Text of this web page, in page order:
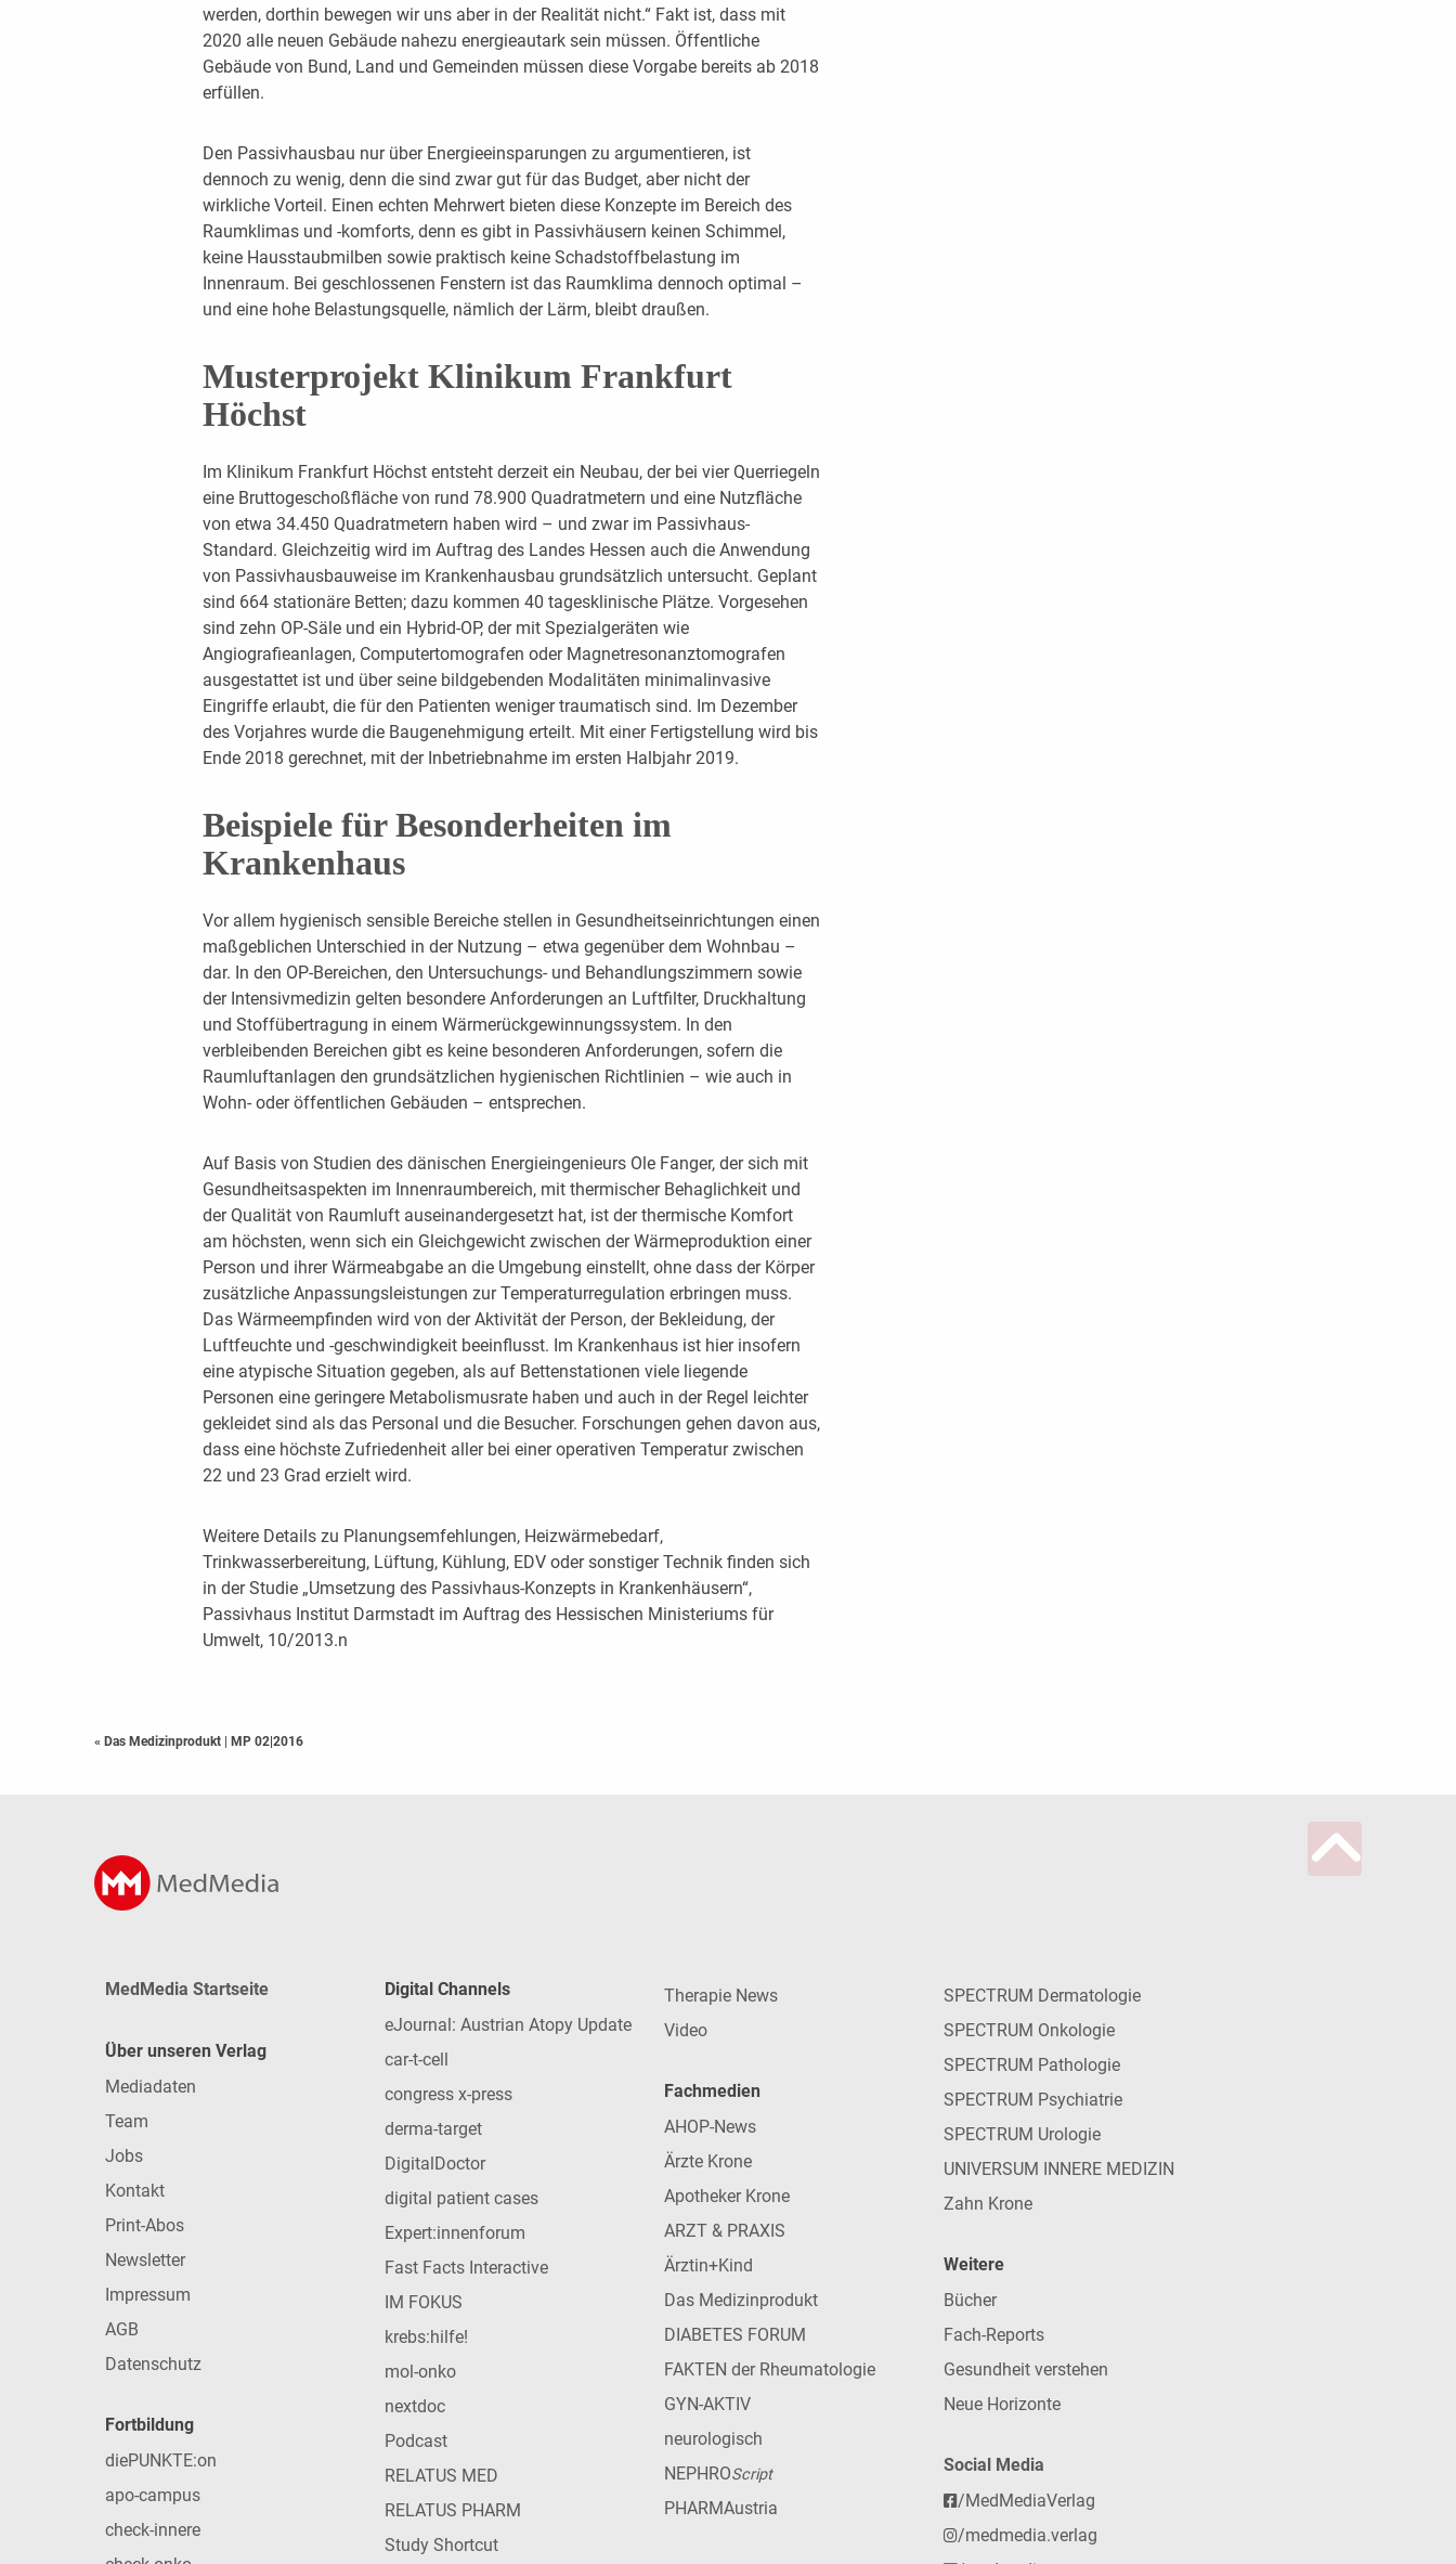
werden, dorthin bewegen wir uns aber in der Realität nicht.“ Fakt ist, dass mit
2020 alle neuen Gebäude nahezu energieautark sein müssen. Öffentliche
Gebäude von Bund, Land und Gemeinden müssen diese Vorgabe bereits ab 2018
erfüllen.
Den Passivhausbau nur über Energieeinsparungen zu argumentieren, ist
dennoch zu wenig, denn die sind zwar gut für das Budget, aber nicht der
wirkliche Vorteil. Einen echten Mehrwert bieten diese Konzepte im Bereich des
Raumklimas und -komforts, denn es gibt in Passivhäusern keinen Schimmel,
keine Hausstaubmilben sowie praktisch keine Schadstoffbelastung im
Innenraum. Bei geschlossenen Fenstern ist das Raumklima dennoch optimal –
und eine hohe Belastungsquelle, nämlich der Lärm, bleibt draußen.
Musterprojekt Klinikum Frankfurt
Höchst
Im Klinikum Frankfurt Höchst entsteht derzeit ein Neubau, der bei vier Querriegeln
eine Bruttogeschoßfläche von rund 78.900 Quadratmetern und eine Nutzfläche
von etwa 34.450 Quadratmetern haben wird – und zwar im Passivhaus-
Standard. Gleichzeitig wird im Auftrag des Landes Hessen auch die Anwendung
von Passivhausbauweise im Krankenhausbau grundsätzlich untersucht. Geplant
sind 664 stationäre Betten; dazu kommen 40 tagesklinische Plätze. Vorgesehen
sind zehn OP-Säle und ein Hybrid-OP, der mit Spezialgeräten wie
Angiografieanlagen, Computertomografen oder Magnetresonanztomografen
ausgestattet ist und über seine bildgebenden Modalitäten minimalinvasive
Eingriffe erlaubt, die für den Patienten weniger traumatisch sind. Im Dezember
des Vorjahres wurde die Baugenehmigung erteilt. Mit einer Fertigstellung wird bis
Ende 2018 gerechnet, mit der Inbetriebnahme im ersten Halbjahr 2019.
Beispiele für Besonderheiten im
Krankenhaus
Vor allem hygienisch sensible Bereiche stellen in Gesundheitseinrichtungen einen
maßgeblichen Unterschied in der Nutzung – etwa gegenüber dem Wohnbau –
dar. In den OP-Bereichen, den Untersuchungs- und Behandlungszimmern sowie
der Intensivmedizin gelten besondere Anforderungen an Luftfilter, Druckhaltung
und Stoffübertragung in einem Wärmerückgewinnungssystem. In den
verbleibenden Bereichen gibt es keine besonderen Anforderungen, sofern die
Raumluftanlagen den grundsätzlichen hygienischen Richtlinien – wie auch in
Wohn- oder öffentlichen Gebäuden – entsprechen.
Auf Basis von Studien des dänischen Energieingenieurs Ole Fanger, der sich mit
Gesundheitsaspekten im Innenraumbereich, mit thermischer Behaglichkeit und
der Qualität von Raumluft auseinandergesetzt hat, ist der thermische Komfort
am höchsten, wenn sich ein Gleichgewicht zwischen der Wärmeproduktion einer
Person und ihrer Wärmeabgabe an die Umgebung einstellt, ohne dass der Körper
zusätzliche Anpassungsleistungen zur Temperaturregulation erbringen muss.
Das Wärmeempfinden wird von der Aktivität der Person, der Bekleidung, der
Luftfeuchte und -geschwindigkeit beeinflusst. Im Krankenhaus ist hier insofern
eine atypische Situation gegeben, als auf Bettenstationen viele liegende
Personen eine geringere Metabolismusrate haben und auch in der Regel leichter
gekleidet sind als das Personal und die Besucher. Forschungen gehen davon aus,
dass eine höchste Zufriedenheit aller bei einer operativen Temperatur zwischen
22 und 23 Grad erzielt wird.
Weitere Details zu Planungsemfehlungen, Heizwärmebedarf,
Trinkwasserbereitung, Lüftung, Kühlung, EDV oder sonstiger Technik finden sich
in der Studie „Umsetzung des Passivhaus-Konzepts in Krankenhäusern“,
Passivhaus Institut Darmstadt im Auftrag des Hessischen Ministeriums für
Umwelt, 10/2013.n
« Das Medizinprodukt | MP 02|2016
MedMedia Startseite
Über unseren Verlag
Mediadaten
Team
Jobs
Kontakt
Print-Abos
Newsletter
Impressum
AGB
Datenschutz
Fortbildung
diePUNKTE:on
apo-campus
check-innere
Digital Channels
eJournal: Austrian Atopy Update
car-t-cell
congress x-press
derma-target
DigitalDoctor
digital patient cases
Expert:innenforum
Fast Facts Interactive
IM FOKUS
krebs:hilfe!
mol-onko
nextdoc
Podcast
RELATUS MED
RELATUS PHARM
Study Shortcut
Therapie News
Video
Fachmedien
AHOP-News
Ärzte Krone
Apotheker Krone
ARZT & PRAXIS
Ärztin+Kind
Das Medizinprodukt
DIABETES FORUM
FAKTEN der Rheumatologie
GYN-AKTIV
neurologisch
NEPHROScript
PHARMAustria
SPECTRUM Dermatologie
SPECTRUM Onkologie
SPECTRUM Pathologie
SPECTRUM Psychiatrie
SPECTRUM Urologie
UNIVERSUM INNERE MEDIZIN
Zahn Krone
Weitere
Bücher
Fach-Reports
Gesundheit verstehen
Neue Horizonte
Social Media
/MedMediaVerlag
/medmedia.verlag